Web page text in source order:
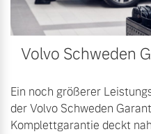
Volvo Schweden
Ein noch größerer
der Volvo Schweden
Komplettgarantie deckt